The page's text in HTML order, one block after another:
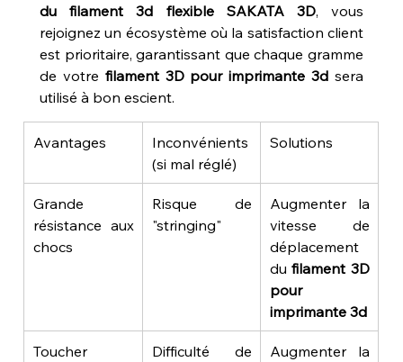
du filament 3d flexible SAKATA 3D, vous
rejoignez un écosystème où la satisfaction client
est prioritaire, garantissant que chaque gramme
de votre filament 3D pour imprimante 3d sera
utilisé à bon escient.
Avantages
Inconvénients
(si mal réglé)
Solutions
Grande
résistance aux
chocs
Risque de
"stringing"
Augmenter la
vitesse de
déplacement
du filament 3D
pour
imprimante 3d
Toucher
Difficulté de
Augmenter la